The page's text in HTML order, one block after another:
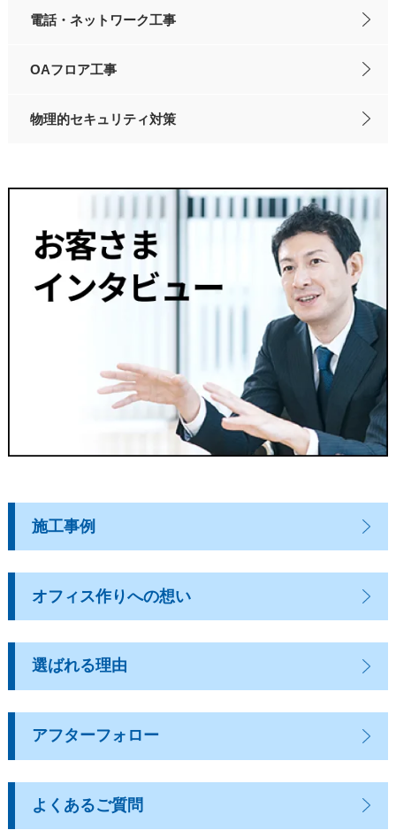
電話・ネットワーク工事
OAフロア工事
物理的セキュリティ対策
施工事例
オフィス作りへの想い
選ばれる理由
アフターフォロー
よくあるご質問